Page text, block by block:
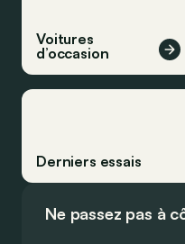
Voitures
d’occasion
Derniers essais
Ne passez pas à